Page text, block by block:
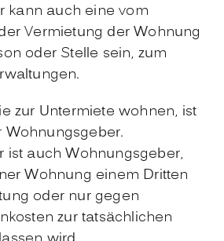
kann auch eine vom
Vermietung der Wohnung
oder Stelle sein, zum
zur Untermiete wohnen, ist
ist auch Wohnungsgeber,
Wohnung einem Dritten
oder nur gegen
zur tatsächlichen